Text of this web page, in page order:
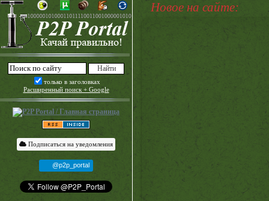
только в заголовках
Расширенный поиск + Google
Подписаться на уведомления
@p2p_portal
Новое на сайте: